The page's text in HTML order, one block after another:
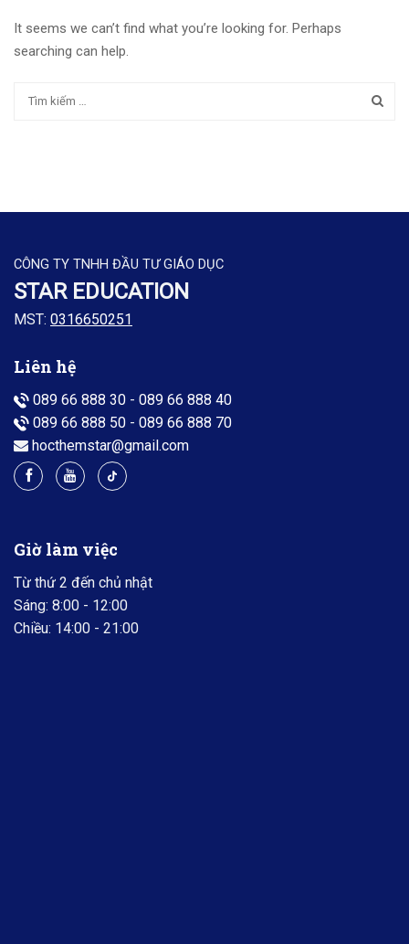
It seems we can’t find what you’re looking for. Perhaps
searching can help.
CÔNG TY TNHH ĐẦU TƯ GIÁO DỤC
STAR EDUCATION
MST: 0316650251
Liên hệ
089 66 888 30 - 089 66 888 40
089 66 888 50 - 089 66 888 70
hocthemstar@gmail.com
Giờ làm việc
Từ thứ 2 đến chủ nhật
Sáng: 8:00 - 12:00
Chiều: 14:00 - 21:00